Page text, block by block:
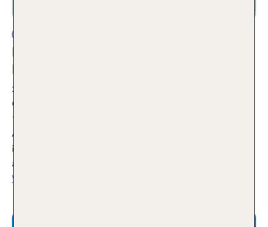
Heritance Aarah: Luxus pur auf den
Malediven
24.02.2021
Ob romantisch zu zweit oder Urlaub mit der Familie – in den
150 noblen Überwasser-Villen des Heritance Aarah im Raa-
Atoll auf den Malediven finden Luxusurlauber Entspannung
inmitten der türkisfarbenen Ozeankulisse, inklusive
ausgezeichneter Spitzenküche und ganzheitlichem Spa.
Weiterlesen